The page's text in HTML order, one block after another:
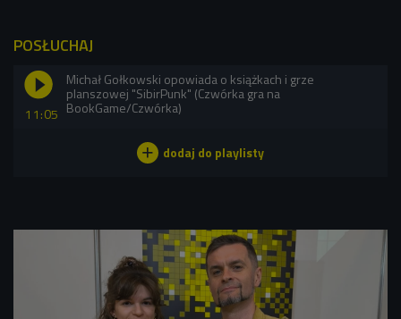
POSŁUCHAJ
11:05
Michał Gołkowski opowiada o książkach i grze
planszowej "SibirPunk" (Czwórka gra na
BookGame/Czwórka)